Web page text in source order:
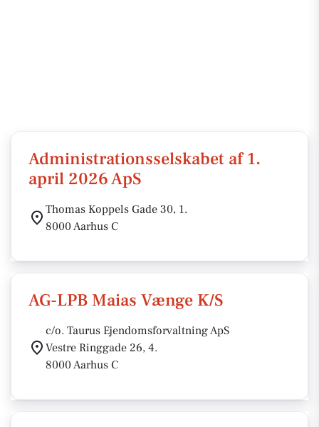
Administrationsselskabet af 1.
april 2026 ApS
Thomas Koppels Gade 30, 1.
8000 Aarhus C
AG-LPB Maias Vænge K/S
c/o. Taurus Ejendomsforvaltning ApS
Vestre Ringgade 26, 4.
8000 Aarhus C